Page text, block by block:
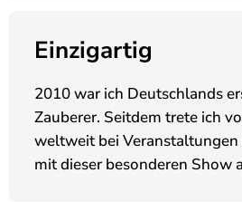
Einzigartig
2010 war ich Deutschlands
Zauberer. Seitdem trete ich
weltweit bei
mit dieser besonderen Show